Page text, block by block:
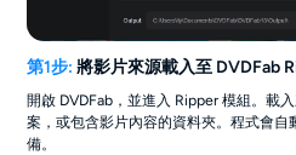
第1步: 將影片來源載入至 DVDFab
開啟 DVDFab，並進入 Ripper 模組。載
案，或包含影片內容的資料夾。程式會
備。